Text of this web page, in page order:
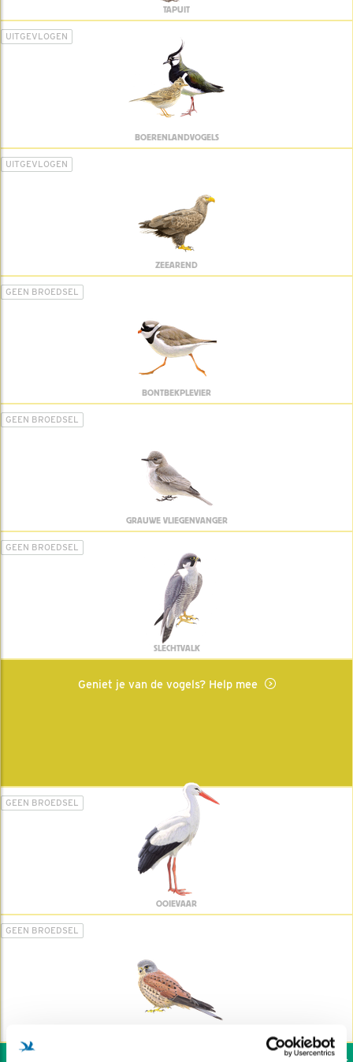
TAPUIT
UITGEVLOGEN
BOERENLANDVOGELS
UITGEVLOGEN
ZEEAREND
GEEN BROEDSEL
BONTBEKPLEVIER
GEEN BROEDSEL
GRAUWE VLIEGENVANGER
GEEN BROEDSEL
SLECHTVALK
Geniet je van de vogels? Help mee
GEEN BROEDSEL
OOIEVAAR
GEEN BROEDSEL